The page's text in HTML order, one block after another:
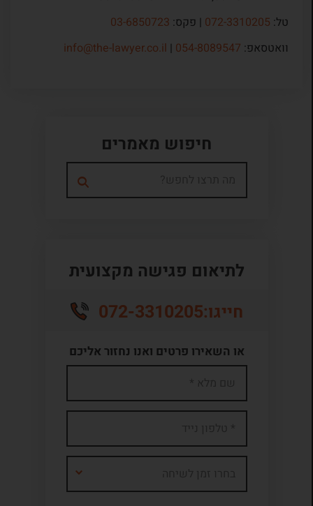
טל: 072-3310205| פקס: 03-6850723
וואטסאפ: 054-8089547
|
info@the-lawyer.co.il
חיפוש מאמרים
לתיאום פגישה מקצועית
חייגו:072-3310205
או השאירו פרטים ואנו נחזור אליכם